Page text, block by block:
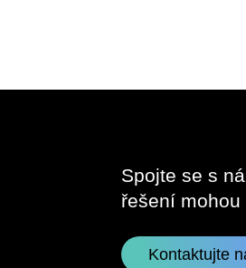
Spojte se s
řešení
Kontaktujte